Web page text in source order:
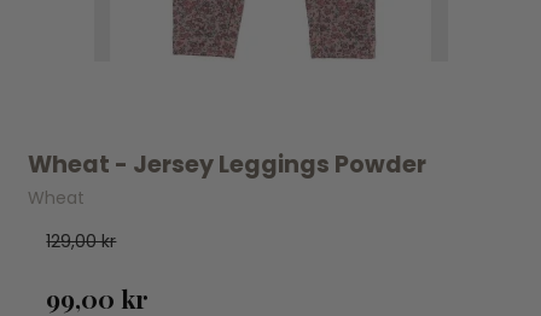
Wheat - Jersey Leggings Powder
Wheat
129,00 kr
99,00 kr